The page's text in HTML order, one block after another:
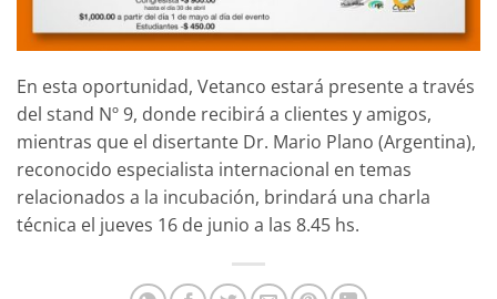
En esta oportunidad, Vetanco estará presente a través
del stand Nº 9, donde recibirá a clientes y amigos,
mientras que el disertante Dr. Mario Plano (Argentina),
reconocido especialista internacional en temas
relacionados a la incubación, brindará una charla
técnica el jueves 16 de junio a las 8.45 hs.